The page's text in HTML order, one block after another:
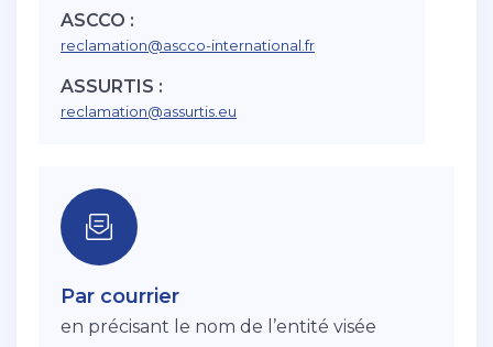
ASCCO :
reclamation@ascco-international.fr
ASSURTIS :
reclamation@assurtis.eu
Par courrier
en précisant le nom de l’entité visée